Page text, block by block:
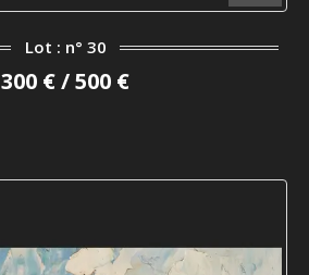
Lot : n° 30
300 € / 500 €